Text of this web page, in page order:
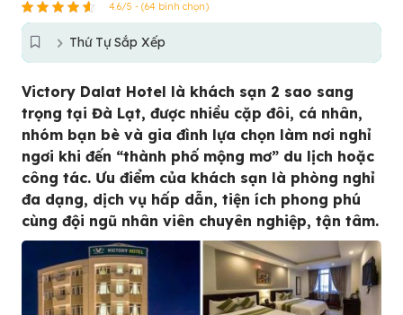
4.6/5 - (64 bình chọn)
Thứ Tự Sắp Xếp
Victory Dalat Hotel là khách sạn 2 sao sang
trọng tại Đà Lạt, được nhiều cặp đôi, cá nhân,
nhóm bạn bè và gia đình lựa chọn làm nơi nghỉ
ngơi khi đến “thành phố mộng mơ” du lịch hoặc
công tác. Ưu điểm của khách sạn là phòng nghỉ
đa dạng, dịch vụ hấp dẫn, tiện ích phong phú
cùng đội ngũ nhân viên chuyên nghiệp, tận tâm.